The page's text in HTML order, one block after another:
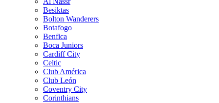
Besiktas
Bolton Wanderers
Botafogo
Benfica
Boca Juniors
Cardiff City
Celtic
Club América
Club León
Coventry City
Corinthians